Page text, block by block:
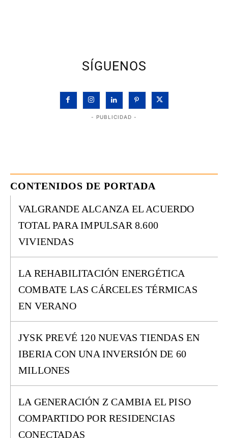
SÍGUENOS
- PUBLICIDAD -
CONTENIDOS DE PORTADA
VALGRANDE ALCANZA EL ACUERDO
TOTAL PARA IMPULSAR 8.600
VIVIENDAS
LA REHABILITACIÓN ENERGÉTICA
COMBATE LAS CÁRCELES TÉRMICAS
EN VERANO
JYSK PREVÉ 120 NUEVAS TIENDAS EN
IBERIA CON UNA INVERSIÓN DE 60
MILLONES
LA GENERACIÓN Z CAMBIA EL PISO
COMPARTIDO POR RESIDENCIAS
CONECTADAS